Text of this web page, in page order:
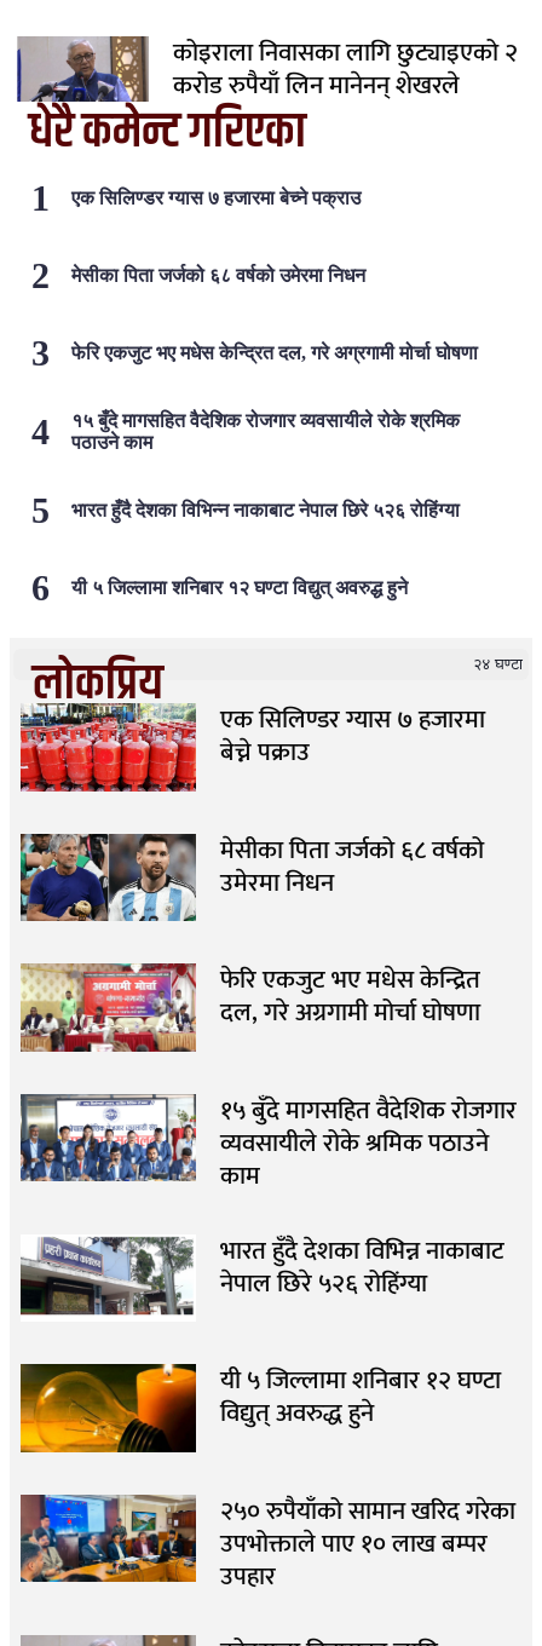
कोइराला निवासका लागि छुट्याइएको २
करोड रुपैयाँ लिन मानेनन् शेखरले
धेरै कमेन्ट गरिएका
एक सिलिण्डर ग्यास ७ हजारमा बेच्ने पक्राउ
मेसीका पिता जर्जको ६८ वर्षको उमेरमा निधन
फेरि एकजुट भए मधेस केन्द्रित दल, गरे अग्रगामी मोर्चा घोषणा
१५ बुँदे मागसहित वैदेशिक रोजगार व्यवसायीले रोके श्रमिक
पठाउने काम
भारत हुँदै देशका विभिन्न नाकाबाट नेपाल छिरे ५२६ रोहिंग्या
यी ५ जिल्लामा शनिबार १२ घण्टा विद्युत् अवरुद्ध हुने
लोकप्रिय २४ घण्टा
एक सिलिण्डर ग्यास ७ हजारमा
बेच्ने पक्राउ
मेसीका पिता जर्जको ६८ वर्षको
उमेरमा निधन
फेरि एकजुट भए मधेस केन्द्रित
दल, गरे अग्रगामी मोर्चा घोषणा
१५ बुँदे मागसहित वैदेशिक रोजगार
व्यवसायीले रोके श्रमिक पठाउने
काम
भारत हुँदै देशका विभिन्न नाकाबाट
नेपाल छिरे ५२६ रोहिंग्या
यी ५ जिल्लामा शनिबार १२ घण्टा
विद्युत् अवरुद्ध हुने
२५० रुपैयाँको सामान खरिद गरेका
उपभोक्ताले पाए १० लाख बम्पर
उपहार